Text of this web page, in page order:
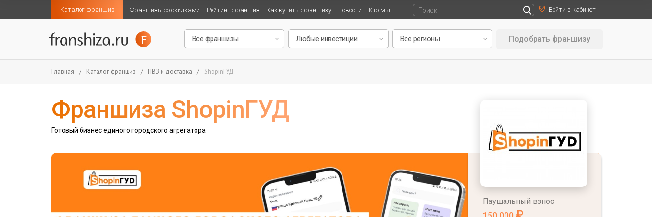
Каталог франшиз Франшизы со скидками Рейтинг франшиз Как купить франшизу Новости Кто мы Войти в кабинет
Подобрать франшизу
Главная / Каталог франшиз / ПВЗ и доставка / ShopinГУД
Франшиза ShopinГУД
Готовый бизнес единого городского агрегатора
Паушальный взнос